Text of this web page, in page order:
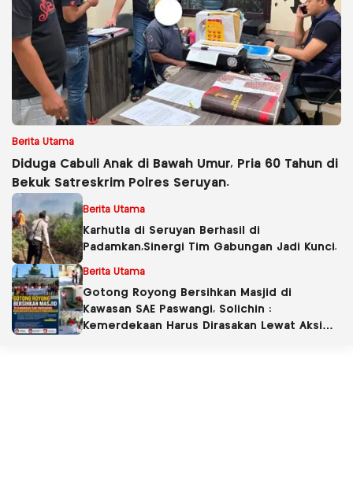
Berita Utama
Diduga Cabuli Anak di Bawah Umur, Pria 60 Tahun di
Bekuk Satreskrim Polres Seruyan.
Berita Utama
Karhutla di Seruyan Berhasil di
Padamkan,Sinergi Tim Gabungan Jadi Kunci.
Berita Utama
Gotong Royong Bersihkan Masjid di
Kawasan SAE Paswangi, Solichin :
Kemerdekaan Harus Dirasakan Lewat Aksi